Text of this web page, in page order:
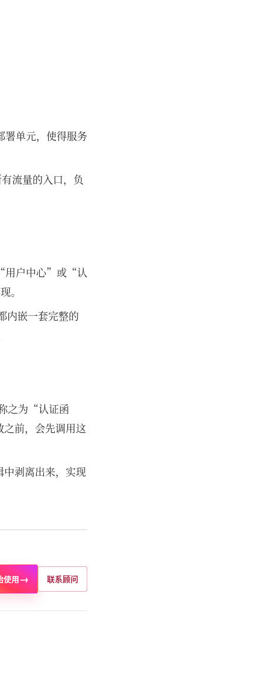
署单元，使得服务
流量的入口，负
“用户中心”或“认
。
内嵌一套完整的
之为“认证函
前，会先调用这
剥离出来，实现
使用→ 联系顾问